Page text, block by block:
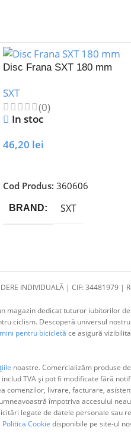
Disc Frana SXT 180 mm
SXT
(0)
In stoc
46,20 lei
Cod Produs:360606
BRAND SXT
INDIVIDUALĂ | CIF: 34481979 |
magazin dedicat tuturor iubitorilor
ciclism. Descoperă universul
pentru bicicletă ce asigură
noastre. Comercializăm produse
TVA și pot fi modificate fără
comenzilor, livrare, facturare,
împotriva accesului
legate de datele personale sau
Politica Cookie disponibile pe site-ul